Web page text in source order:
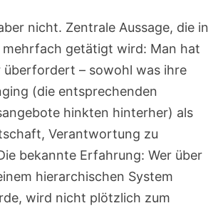
nicht. Zentrale Aussage, die in
getätigt wird: Man hat
überfordert – sowohl was ihre
(die entsprechenden
hinkten hinterher) als
Verantwortung zu
bekannte Erfahrung: Wer über
hierarchischen System
wird nicht plötzlich zum